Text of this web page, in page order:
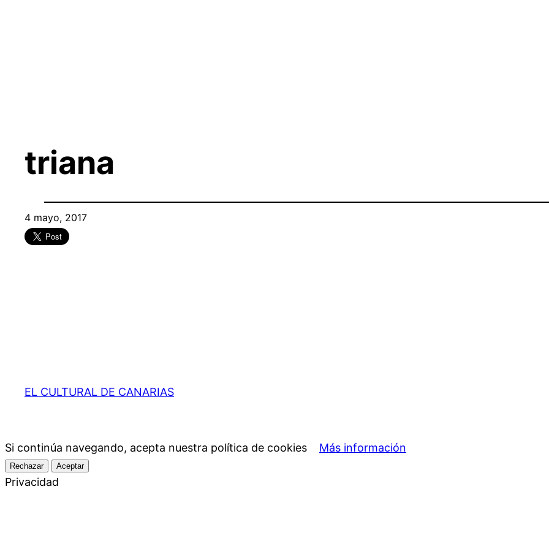
triana
4 mayo, 2017
EL CULTURAL DE CANARIAS
Si continúa navegando, acepta nuestra política de cookies Más información
Rechazar Aceptar
Privacidad